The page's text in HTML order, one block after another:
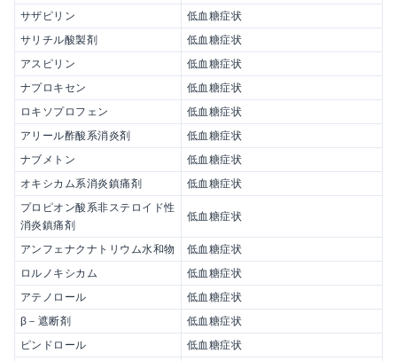
サザピリン
低血糖症状
サリチル酸製剤
低血糖症状
アスピリン
低血糖症状
ナプロキセン
低血糖症状
ロキソプロフェン
低血糖症状
アリール酢酸系消炎剤
低血糖症状
ナブメトン
低血糖症状
オキシカム系消炎鎮痛剤
低血糖症状
プロピオン酸系非ステロイド性
消炎鎮痛剤
低血糖症状
アンフェナクナトリウム水和物
低血糖症状
ロルノキシカム
低血糖症状
アテノロール
低血糖症状
β－遮断剤
低血糖症状
ピンドロール
低血糖症状